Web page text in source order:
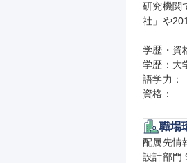
研究機関
社」や
学歴・資
学歴：大
語学力：
資格：
職場
配属先情
設計部門